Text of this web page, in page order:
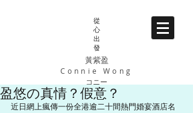
從
心
出
發
黃紫盈
Connie Wong
コニー
盈悠の真情？假意？
近日網上瘋傳一份全港逾二十間熱門婚宴酒店名